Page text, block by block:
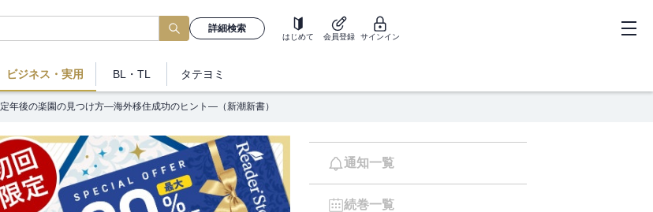
詳細検索
はじめて 会員登録 サインイン
ビジネス ・実用 BL・TL タテヨミ
定年後の楽園の見つけ方―海外移住成功のヒント―（新潮新書）
通知一覧
続巻一覧